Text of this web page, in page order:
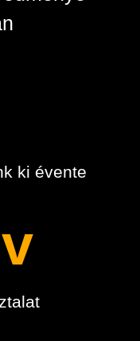
ki évente